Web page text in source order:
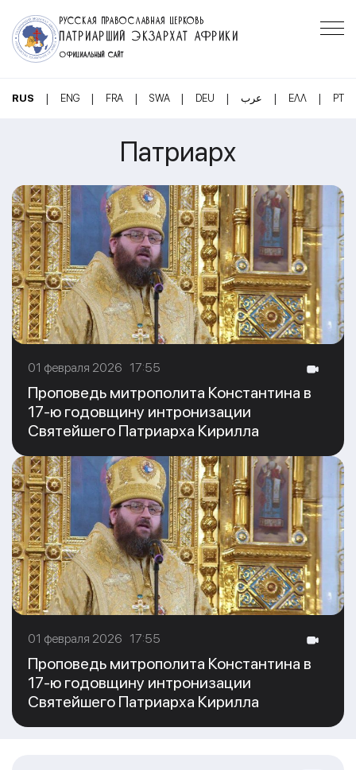
РУССКАЯ ПРАВОСЛАВНАЯ ЦЕРКОВЬ
ПАТРИАРШИЙ ЭКЗАРХАТ АФРИКИ
ОФИЦИАЛЬНЫЙ САЙТ
RUS | ENG | FRA | SWA | DEU | عرب | ΕΛΛ | PT
Патриарх
01 февраля 2026 17:55
Проповедь митрополита Константина в
17-ю годовщину интронизации
Святейшего Патриарха Кирилла
01 февраля 2026 17:55
Проповедь митрополита Константина в
17-ю годовщину интронизации
Святейшего Патриарха Кирилла